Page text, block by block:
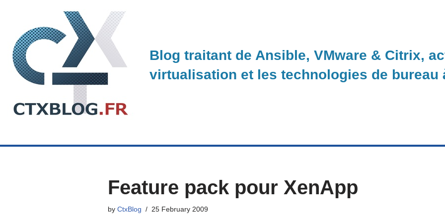
content
Blog traitant de Ansible, VMware & Citrix,
virtualisation et les technologies de bureau
Feature pack pour XenApp
by CtxBlog 25 February 2009